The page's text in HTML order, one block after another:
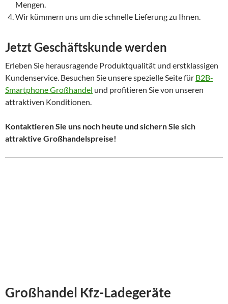
Mengen.
Wir kümmern uns um die schnelle Lieferung zu Ihnen.
Jetzt Geschäftskunde werden
Erleben Sie herausragende Produktqualität und erstklassigen
Kundenservice. Besuchen Sie unsere spezielle Seite für B2B-
Smartphone Großhandel und profitieren Sie von unseren
attraktiven Konditionen.
Kontaktieren Sie uns noch heute und sichern Sie sich
attraktive Großhandelspreise!
Großhandel Kfz-Ladegeräte